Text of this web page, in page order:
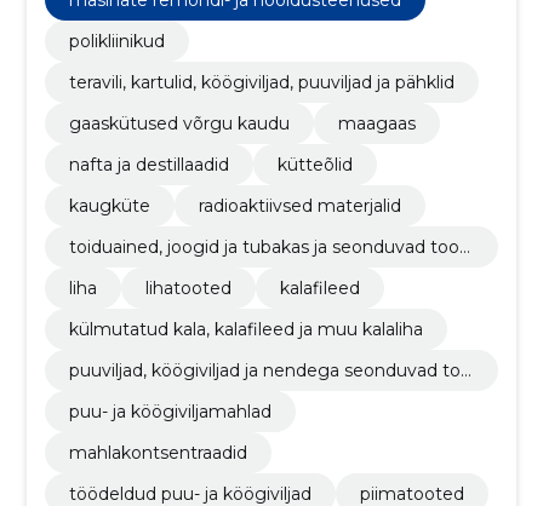
polikliinikud
teravili, kartulid, köögiviljad, puuviljad ja pähklid
gaaskütused võrgu kaudu
maagaas
nafta ja destillaadid
kütteõlid
kaugküte
radioaktiivsed materjalid
toiduained, joogid ja tubakas ja seonduvad toot
liha
lihatooted
kalafileed
külmutatud kala, kalafileed ja muu kalaliha
puuviljad, köögiviljad ja nendega seonduvad too
puu- ja köögiviljamahlad
mahlakontsentraadid
töödeldud puu- ja köögiviljad
piimatooted